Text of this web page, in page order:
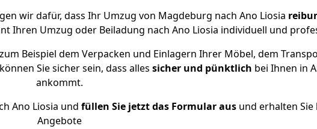
wir dafür, dass Ihr Umzug von Magdeburg nach Ano Liosia
Ihren Umzug oder Beiladung nach Ano Liosia individuell und
Beispiel dem Verpacken und Einlagern Ihrer Möbel, dem
Sie sicher sein, dass alles sicher und pünktlich bei Ihnen in
ankommt.
Ano Liosia und füllen Sie jetzt das Formular ausund erhalten Sie
Angebote